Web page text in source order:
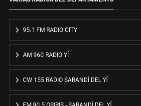
95.1 FM RADIO CITY
AM 960 RADIO YÍ
CW 155 RADIO SARANDÍ DEL YÍ